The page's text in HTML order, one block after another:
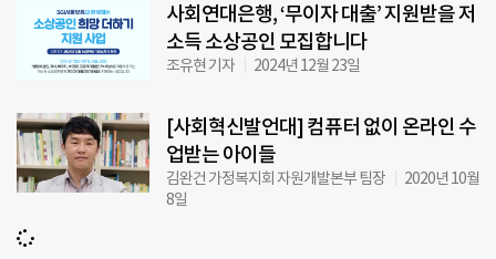
사회연대은행, ‘무이자 대출’ 지원받을 저
소득 소상공인 모집합니다
조유현 기자 2024년 12월 23일
[사회혁신발언대] 컴퓨터 없이 온라인 수
업받는 아이들
김완건 가정복지회 자원개발본부 팀장
2020년 10월
8일